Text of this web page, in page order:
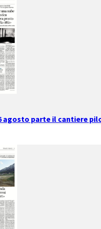
agosto parte il cantiere